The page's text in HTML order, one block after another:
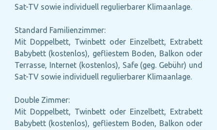
Sat-TV sowie individuell regulierbarer Klimaanlage.
Standard Familienzimmer:
Mit Doppelbett, Twinbett oder Einzelbett, Extrabett
Babybett (kostenlos), gefliestem Boden, Balkon oder
Terrasse, Internet (kostenlos), Safe (geg. Gebühr) und
Sat-TV sowie individuell regulierbarer Klimaanlage.
Double Zimmer:
Mit Doppelbett, Twinbett oder Einzelbett, Extrabett
Babybett (kostenlos), gefliestem Boden, Balkon oder